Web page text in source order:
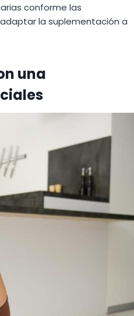
conforme las
la suplementación a
una